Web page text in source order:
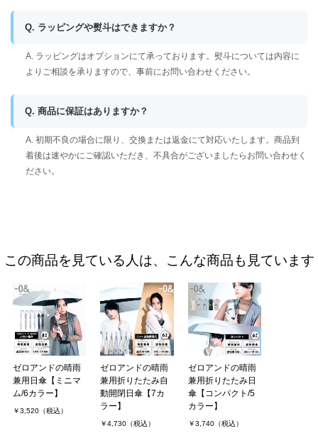
Q. ラッピングや熨斗はできますか？
A. ラッピングはオプションにて承っております。熨斗については内容に
よりご相談を承りますので、事前にお問い合わせください。
Q. 商品に保証はありますか？
A. 初期不良の場合に限り、交換または返金にて対応いたします。商品到
着後は速やかにご確認いただき、不具合がございましたらお問い合わせく
ださい。
この商品を見ている人は、こんな商品も見ています
ゼロアンドの晴雨
兼用日傘【ミニマ
ム/6カラー】
￥3,520（税込）
ゼロアンドの晴雨
兼用折りたたみ自
動開閉日傘【7カ
ラー】
￥4,730（税込）
ゼロアンドの晴雨
兼用折りたたみ日
傘【コンパクト/5
カラー】
￥3,740（税込）